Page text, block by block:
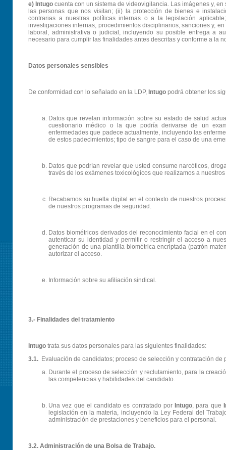
e) Intugocuenta con un sistema de videovigilancia. Las imágenes y,
las personas que nos visitan; (ii) la protección de bienes e
contrarias a nuestras políticas internas o a la legislación
investigaciones internas, procedimientos disciplinarios, sanciones y,
laboral, administrativa o judicial, incluyendo su posible entrega a
necesario para cumplir las finalidades antes descritas y conforme a la
Datos personales sensibles
De conformidad con lo señalado en la LDP, Intugo podrá obtener los
Datos que revelan información sobre su estado de salud
cuestionario médico o la que podría derivarse de un
enfermedades que padece actualmente, incluyendo las
de estos padecimientos; tipo de sangre para el caso de una
Datos que podrían revelar que usted consume narcóticos,
través de los exámenes toxicológicos que realizamos a
Recabamos su huella digital en el contexto de nuestros
de nuestros programas de seguridad.
Datos biométricos derivados del reconocimiento facial en el
autenticar su identidad y permitir o restringir el acceso a
generación de una plantilla biométrica encriptada (patrón
autorizar el acceso.
Información sobre su afiliación sindical.
3.- Finalidades del tratamiento
Intugo trata sus datos personales para las siguientes finalidades:
3.1. Evaluación de candidatos; proceso de selección y contratación de
Durante el proceso de selección y reclutamiento, para la
las competencias y habilidades del candidato.
Una vez que el candidato es contratado por Intugo, para que
legislación en la materia, incluyendo la Ley Federal del
administración de prestaciones y beneficios para el personal.
3.2. Administración de una Bolsa de Trabajo.